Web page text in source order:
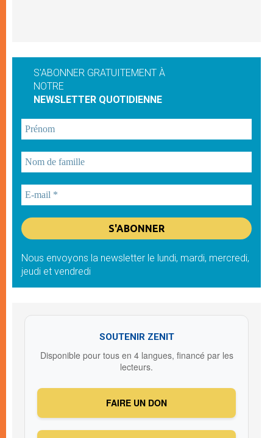
S'ABONNER GRATUITEMENT À
NOTRE
NEWSLETTER QUOTIDIENNE
Nous envoyons la newsletter le lundi, mardi, mercredi,
jeudi et vendredi
SOUTENIR ZENIT
Disponible pour tous en 4 langues, financé par les
lecteurs.
FAIRE UN DON